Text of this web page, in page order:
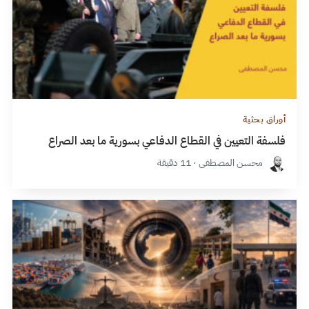
أوراق بحثية
فلسفة التعيين في القطاع الدفاعي بسورية ما بعد الصراع
محسن المصطفى · 11 دقيقة